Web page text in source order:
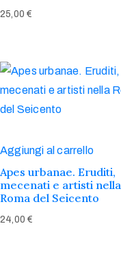
25,00€
Aggiungi al carrello
Apes urbanae. Eruditi,
mecenati e artisti nella
Roma del Seicento
24,00€